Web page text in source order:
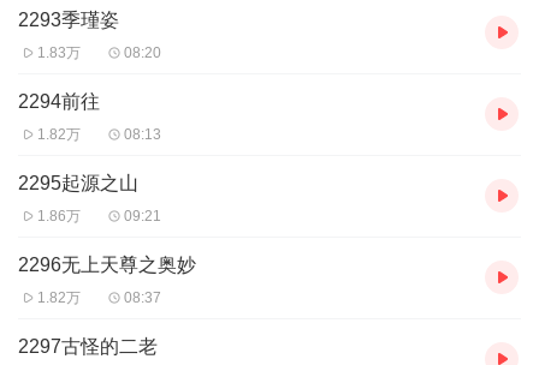
2293季瑾姿
1.83万 08:20
2294前往
1.82万 08:13
2295起源之山
1.86万 09:21
2296无上天尊之奥妙
1.82万 08:37
2297古怪的二老